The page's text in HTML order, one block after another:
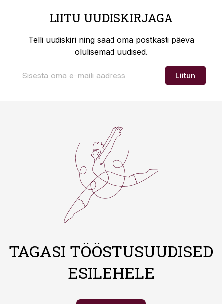
LIITU UUDISKIRJAGA
Telli uudiskiri ning saad oma postkasti päeva
olulisemad uudised.
Liitun
TAGASI TÖÖSTUSUUDISED
ESILEHELE